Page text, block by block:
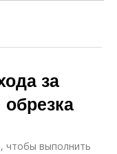
за
чтобы выполнить